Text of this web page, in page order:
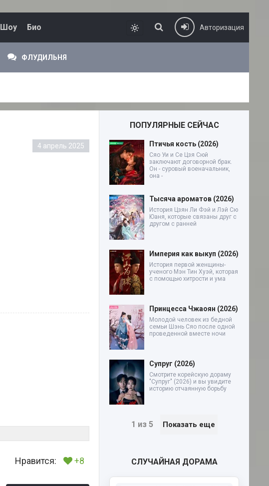
Шоу Био Авторизация
ФЛУДИЛЬНЯ
4 апрель 2025
Нравится: +8
ПОПУЛЯРНЫЕ СЕЙЧАС
Птичья кость (2026)
Сяо Уи и Се Цзя Сюй
заключают договорной брак.
Он - суровый военачальник,
она -
Тысяча ароматов (2026)
История Цзян Ли Фэй и Лэй Сю
Юаня, которые связаны друг с
другом с ранней
Империя как выкуп (2026)
История первой женщины-
ученого Мэн Тин Хуэй, которая
с помощью хитрости и ума
Принцесса Чжаоян (2026)
Молодой человек из бедной
семьи Шэнь Сяо после одной
проведенной вместе ночи
Супруг (2026)
Смотрите корейскую дораму
"Супруг" (2026) и вы увидите
историю отчаянную борьбу
1 из 5 Показать еще
СЛУЧАЙНАЯ ДОРАМА